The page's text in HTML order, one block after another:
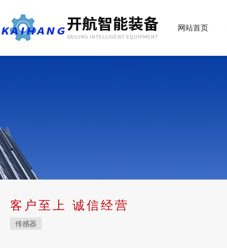
网站首页
客户至上 诚信经营
传感器